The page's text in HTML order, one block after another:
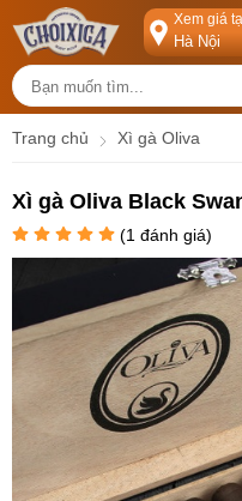
Xem giá
Trang chủ Xì gà Oliva
Xì gà Oliva Black
(1 đánh giá)